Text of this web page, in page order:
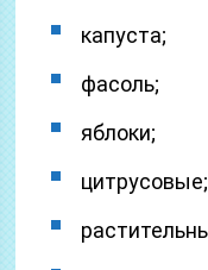
капуста;
фасоль;
яблоки;
цитрусовые;